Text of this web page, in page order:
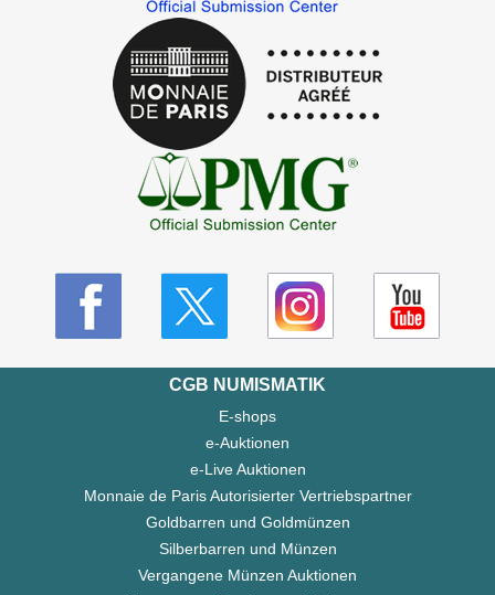
CGB NUMISMATIK
E-shops
e-Auktionen
e-Live Auktionen
Monnaie de Paris Autorisierter Vertriebspartner
Goldbarren und Goldmünzen
Silberbarren und Münzen
Vergangene Münzen Auktionen